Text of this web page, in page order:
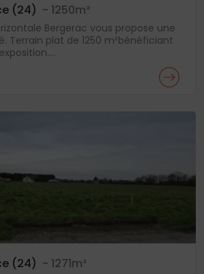
(24) - 1250m²
Bergerac vous propose une
Terrain plat de 1250 m²bénéficiant
(24) - 1271m²